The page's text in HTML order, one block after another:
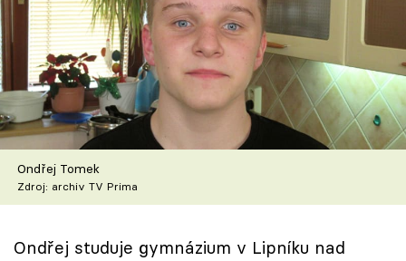
Recepty
Články
TV Program
Škola vaření
Recepty z TV
Speciál: Cuketa
Ondřej Tomek
Zdroj: archiv TV Prima
Ondřej studuje gymnázium v Lipníku nad